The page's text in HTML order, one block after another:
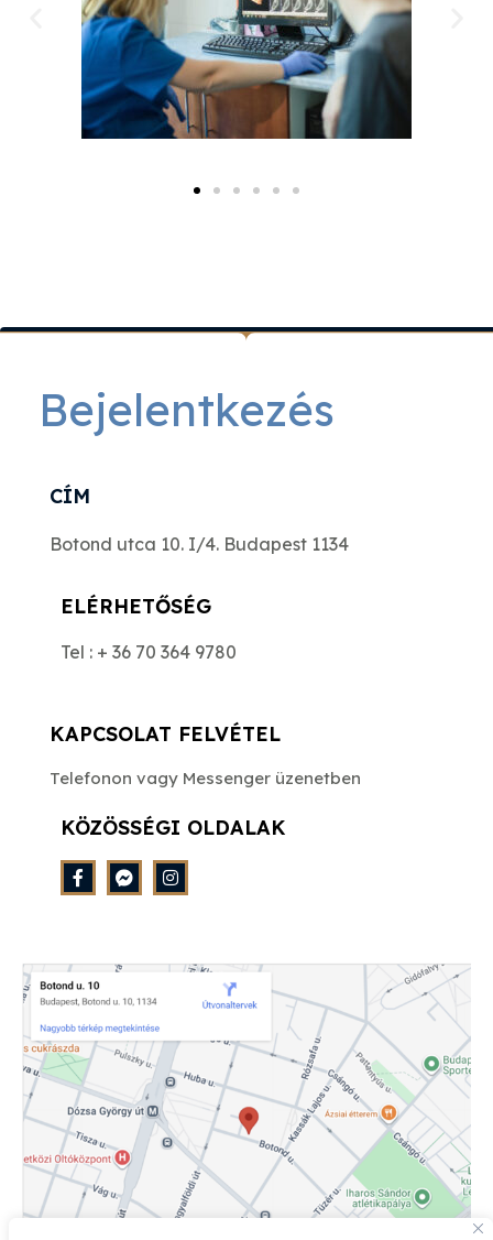
Bejelentkezés
CÍM
Botond utca 10. I/4. Budapest 1134
ELÉRHETŐSÉG
Tel : + 36 70 364 9780
KAPCSOLAT FELVÉTEL
Telefonon vagy Messenger üzenetben
KÖZÖSSÉGI OLDALAK